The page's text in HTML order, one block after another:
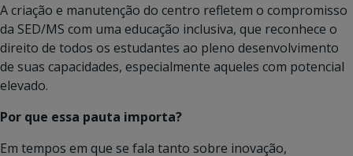
A criação e manutenção do centro refletem o compromisso
da SED/MS com uma educação inclusiva, que reconhece o
direito de todos os estudantes ao pleno desenvolvimento
de suas capacidades, especialmente aqueles com potencial
elevado.
Por que essa pauta importa?
Em tempos em que se fala tanto sobre inovação,